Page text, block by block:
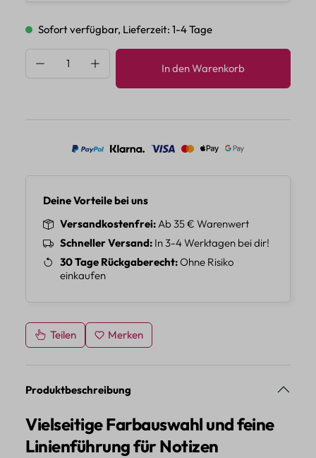
Sofort verfügbar, Lieferzeit: 1-4 Tage
Produkt Anzahl: Gib den gewünschten
In den Warenkorb
Deine Vorteile bei uns
Versandkostenfrei Ab 35 € Warenwert
Schneller Versand In 3-4 Werktagen bei dir!
30 Tage Rückgaberecht Ohne Risiko
einkaufen
Teilen Merken
Produktbeschreibung
Vielseitige Farbauswahl und feine
Linienführung für Notizen